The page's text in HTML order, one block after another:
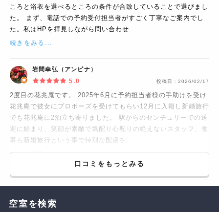
ころと浴衣を選べるところの条件が合致していることで選びまし
た。 まず、電話での予約受付担当者がすごく丁寧なご案内でし
た。私はHPを拝見しながら問い合わせ…
続きをみる...
岩間幸弘（アンピナ）
5.0
投稿日： 2026/02/17
2度目の花兆庵です。 2025年6月に予約担当者様の手助けを受け
花兆庵で彼女にプロポーズを受けてもらい12月に入籍し新婚旅行
でも花兆庵に2泊立ち寄りました。 駅からのセンチュリーでの送
迎に始まり、笑顔が素敵で気配り心配りの絶えないスタッフ、食
事も新婚旅行という事で特別な配慮を…
続きをみる...
口コミをもっとみる
空室を検索